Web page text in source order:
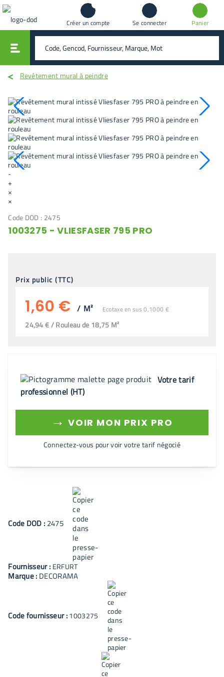
Créer un compte Se connecter Panier
rechercher
Revêtement mural à peindre
-
+
×
×
Code DOD : 2475
1003275 - VLIESFASER 795 PRO
Prix public (TTC)
1,60 € / M² Ecotaxe en sus 0,1000 €
24,94 € / Rouleau de 18,75 M²
Votre tarif
professionnel (HT)
→ VOIR MON PRIX PRO
Connectez-vous pour voir votre tarif négocié
Code DOD : 2475
Fournisseur : ERFURT
Marque : DECORAMA
Code fournisseur :1003275